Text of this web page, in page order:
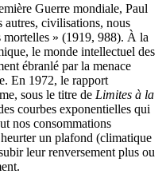
Guerre mondiale, Paul
autres, civilisations, nous
mortelles » (1919, 988). À la
le monde intellectuel des
ébranlé par la menace
En 1972, le rapport
sous le titre de Limites à la
courbes exponentielles qui
nos consommations
heurter un plafond (climatique
leur renversement plus ou